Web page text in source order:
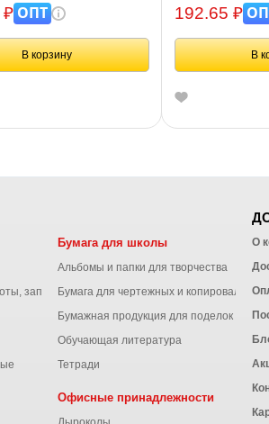
₽ОПТ
В корзину
192.65 ₽
В
записные книжки
Бумага для школы
Альбомы и папки для творчества
Бумага для чертежных и копировальных
Бумажная продукция для поделок
Обучающая литература
Тетради
Офисные принадлежности
О